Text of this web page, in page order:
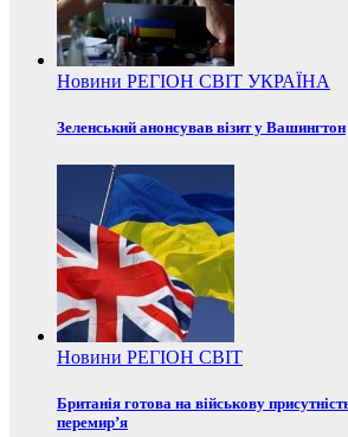
Новини РЕГІОН СВІТ УКРАЇНА
Зеленський анонсував візит у Вашингтон
Новини РЕГІОН СВІТ
Британія готова на військову
перемир’я